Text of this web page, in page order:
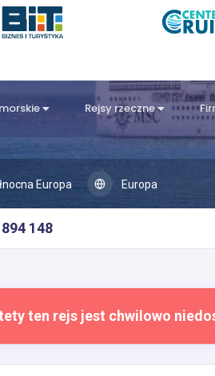
Rejsy rzeczne
Europa Europa
148
ten rejs jest chwilowo